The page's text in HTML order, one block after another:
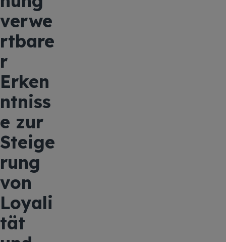
verwe
rtbare
r
Erken
ntniss
e zur
Steige
rung
von
Loyali
tät